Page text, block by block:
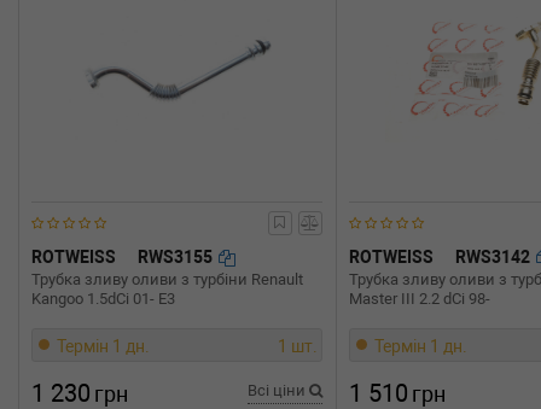
M5 560 л.с. (2011-н.в.) 560 л.с. (2011-06-01-) (Тип:
412cc, Потужність: 560HP)
ROTWEISS RWS3155
Трубка зливу оливи з турбіни Renault
Kangoo 1.5dCi 01- E3
Термін 1 дн. 1 шт.
1 230 грн Всі ціни
ROTWEISS RWS3142
Трубка зливу оливи з
Master III 2.2 dCi 98-
Термін 1 дн.
1 510 грн